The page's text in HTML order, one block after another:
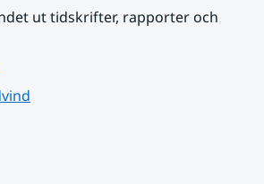
ut tidskrifter, rapporter och